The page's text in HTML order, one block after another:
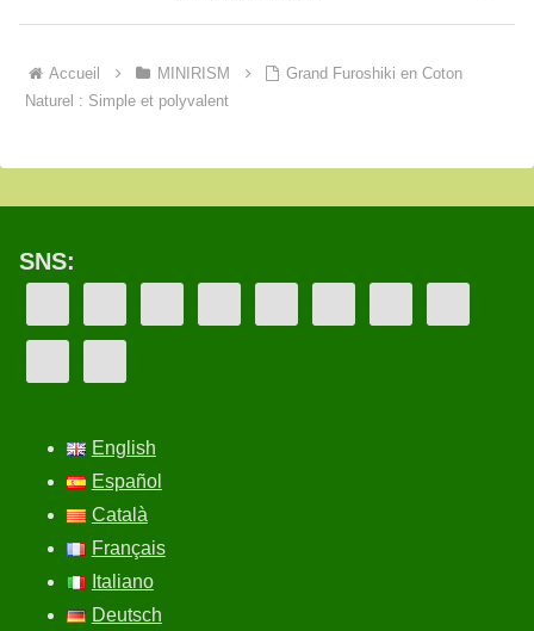
Accueil MINIRISM
Grand Furoshiki en Coton
Naturel : Simple et polyvalent
SNS:
English
Español
Català
Français
Italiano
Deutsch